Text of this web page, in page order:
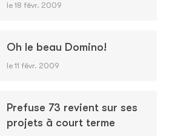
le 18 févr. 2009
Oh le beau Domino!
le 11 févr. 2009
Prefuse 73 revient sur ses
projets à court terme